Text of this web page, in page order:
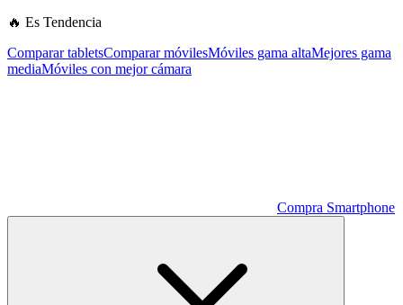
🔥 Es Tendencia
Comparar tabletsComparar móvilesMóviles gama altaMejores gama
mediaMóviles con mejor cámara
Compra Smartphone